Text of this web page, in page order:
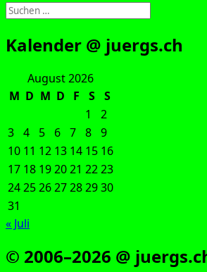
Suchen
nach:
Kalender @ juergs.ch
August 2026
M D M D F S
S
1
2
3 4 5 6 7 8 9
10 11 12 13 14 15 16
17 18 192021 2223
24252627282930
31
« Juli
© 2006–2026 @